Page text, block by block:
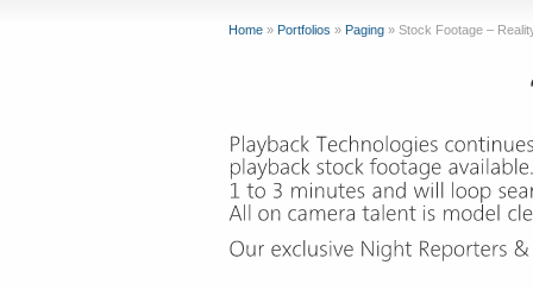
Home » Portfolios » Paging » Stock Footage –